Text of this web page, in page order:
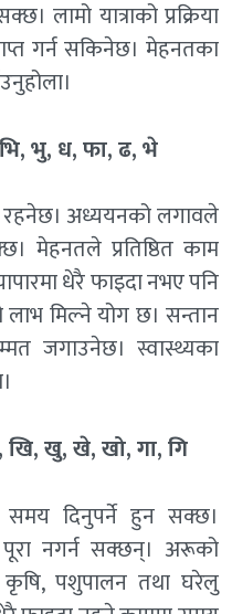
लामो यात्राको प्रक्रिया
गर्न सकिनेछ। मेहनतका
भु, ध, फा, ढ, भे
रहनेछ। अध्ययनको लगावले
मेहनतले प्रतिष्ठित काम
धेरै फाइदा नभए पनि
लाभ मिल्ने योग छ। सन्तान
जगाउनेछ। स्वास्थ्यका
खु, खे, खो, गा, गि
दिनुपर्ने हुन सक्छ।
पूरा नगर्न सक्छन्। अरूको
कृषि, पशुपालन तथा घरेलु